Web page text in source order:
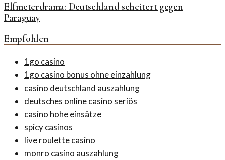
Elfmeterdrama: Deutschland scheitert gegen
Paraguay
Empfohlen
1go casino
1go casino bonus ohne einzahlung
casino deutschland auszahlung
deutsches online casino seriös
casino hohe einsätze
spicy casinos
live roulette casino
monro casino auszahlung